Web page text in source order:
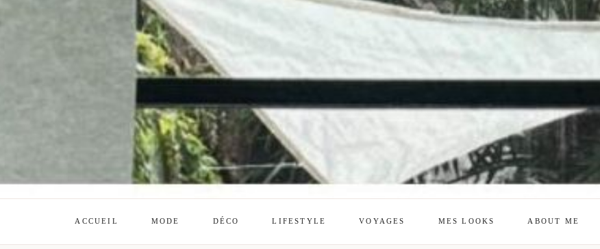
ACCUEIL MODE DÉCO LIFESTYLE VOYAGES MES LOOKS ABOUT ME